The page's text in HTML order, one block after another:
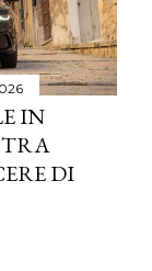
IN
TRA
DI